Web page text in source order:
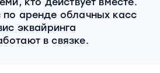
аренде облачных касс
эквайринга
в связке.